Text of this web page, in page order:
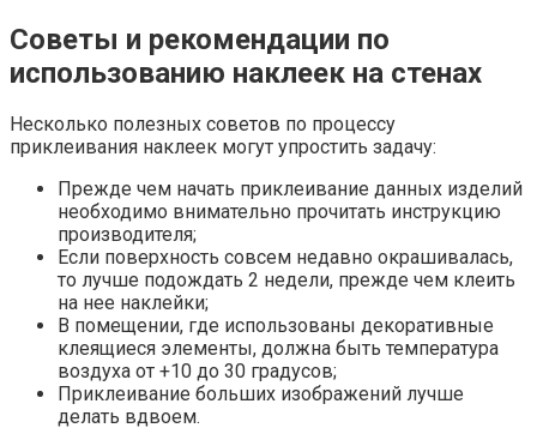
Советы и рекомендации по
использованию наклеек на стенах
Несколько полезных советов по процессу
приклеивания наклеек могут упростить задачу:
Прежде чем начать приклеивание данных изделий
необходимо внимательно прочитать инструкцию
производителя;
Если поверхность совсем недавно окрашивалась,
то лучше подождать 2 недели, прежде чем клеить
на нее наклейки;
В помещении, где использованы декоративные
клеящиеся элементы, должна быть температура
воздуха от +10 до 30 градусов;
Приклеивание больших изображений лучше
делать вдвоем.